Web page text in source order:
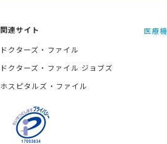
関連サイト
ドクターズ・ファイル
ドクターズ・ファイル ジョブズ
ホスピタルズ・ファイル
医療